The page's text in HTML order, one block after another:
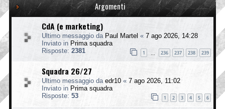
Argomenti
CdA (e marketing)
Ultimo messaggio da Paul Martel « 7 ago 2026, 14:28
Inviato in Prima squadra
Risposte: 2381 1 236 237 238 239
Squadra 26/27
Ultimo messaggio da edr10 « 7 ago 2026, 11:02
Inviato in Prima squadra
Risposte: 53 1 2 3 4 5 6